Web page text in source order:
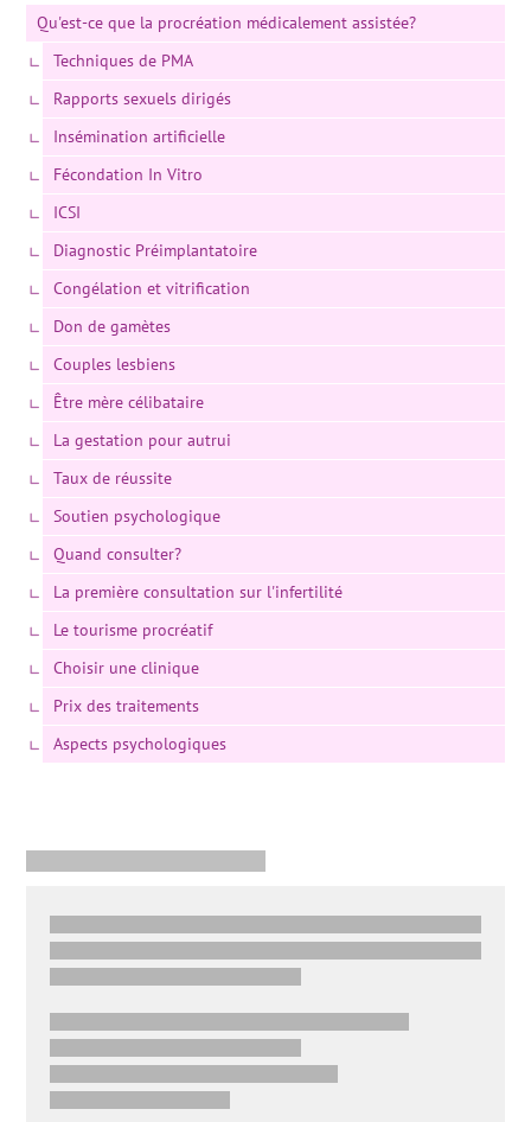
Qu'est-ce que la procréation médicalement assistée?
Techniques de PMA
Rapports sexuels dirigés
Insémination artificielle
Fécondation In Vitro
ICSI
Diagnostic Préimplantatoire
Congélation et vitrification
Don de gamètes
Couples lesbiens
Être mère célibataire
La gestation pour autrui
Taux de réussite
Soutien psychologique
Quand consulter?
La première consultation sur l'infertilité
Le tourisme procréatif
Choisir une clinique
Prix des traitements
Aspects psychologiques